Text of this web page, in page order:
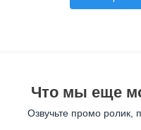
Что мы еще
Озвучьте промо ролик,